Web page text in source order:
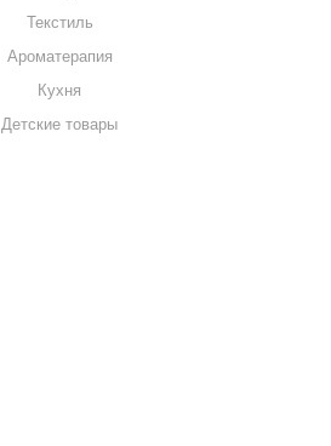
Текстиль
Ароматерапия
Кухня
Детские товары